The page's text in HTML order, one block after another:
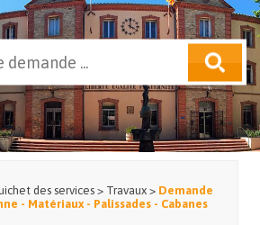
recherche
des services > Travaux > Demande
- Matériaux - Palissades - Cabanes